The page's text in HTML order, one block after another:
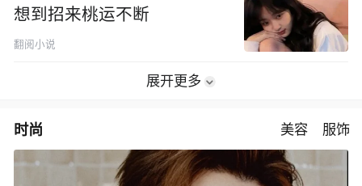
想到招来桃运不断
翻阅小说
展开更多
时尚 美容 服饰